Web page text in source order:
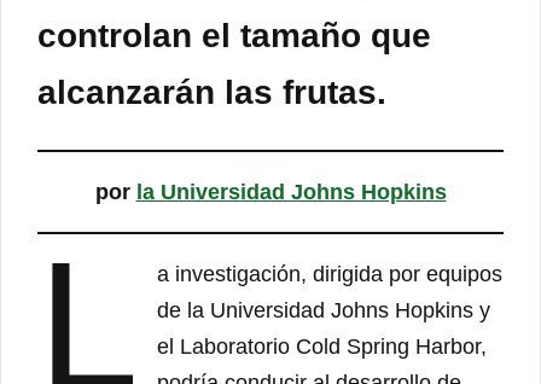
controlan el tamaño que
alcanzarán las frutas.
por la Universidad Johns Hopkins
L
a investigación, dirigida por equipos
de la Universidad Johns Hopkins y
el Laboratorio Cold Spring Harbor,